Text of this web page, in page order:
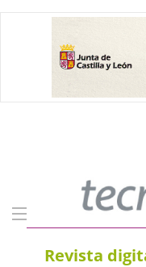
Revista